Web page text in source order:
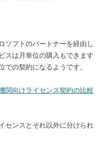
ソフトのパートナーを経由し
スは月単位の購入もできます
の契約になるようです。
関向けライセンス契約の比較
センスとそれ以外に分けられ